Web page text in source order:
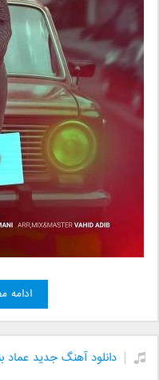
ادامه
دانلود آهنگ جدید عماد